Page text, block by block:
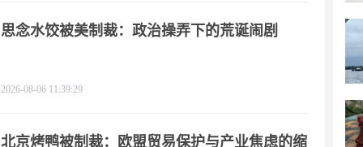
思念水饺被美制裁：政治操弄下的荒诞闹剧
2026-08-06 11:39:29
北京烤鸭被制裁：欧盟贸易保护与产业焦虑的缩